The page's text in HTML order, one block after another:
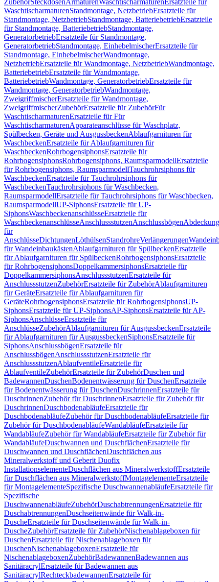
ZubehörSteckdosenArmaturenWaschtischarmaturen Ersatzteile für
WaschtischarmaturenStandmontage, NetzbetriebErsatzteile für
Standmontage, NetzbetriebStandmontage, BatteriebetriebErsatzteile
für Standmontage, BatteriebetriebStandmontage,
GeneratorbetriebErsatzteile für Standmontage,
GeneratorbetriebStandmontage, EinhebelmischerErsatzteile für
Standmontage, EinhebelmischerWandmontage,
NetzbetriebErsatzteile für Wandmontage, NetzbetriebWandmontage,
BatteriebetriebErsatzteile für Wandmontage,
BatteriebetriebWandmontage, GeneratorbetriebErsatzteile für
Wandmontage, GeneratorbetriebWandmontage,
ZweigriffmischerErsatzteile für Wandmontage,
ZweigriffmischerZubehörErsatzteile für ZubehörFür
WaschtischarmaturenErsatzteile für Für
WaschtischarmaturenApparateanschlüsse für Waschplatz,
Spülbecken, Geräte und AusgussbeckenAblaufgarnituren für
WaschbeckenErsatzteile für Ablaufgarnituren für
WaschbeckenRohrbogensiphonsErsatzteile für
RohrbogensiphonsRohrbogensiphons, RaumsparmodellErsatzteile
für Rohrbogensiphons, RaumsparmodellTauchrohrsiphons für
WaschbeckenErsatzteile für Tauchrohrsiphons für
WaschbeckenTauchrohrsiphons für Waschbecken,
RaumsparmodellErsatzteile für Tauchrohrsiphons für Waschbecken,
RaumsparmodellUP-SiphonsErsatzteile für UP-
SiphonsWaschbeckenanschlüsseErsatzteile für
WaschbeckenanschlüsseAnschlussstutzenAnschlussbögen
für
AnschlüsseDichtungenLöthülsenStandrohreVerlängerungen
für WandeinbaukästenAblaufgarnituren für SpülbeckenErsatzteile
für Ablaufgarnituren für SpülbeckenRohrbogensiphonsErsatzteile
für RohrbogensiphonsDoppelkammersiphonsErsatzteile für
DoppelkammersiphonsAnschlussstutzenErsatzteile für
AnschlussstutzenZubehörErsatzteile für ZubehörAblaufgarnituren
für GeräteErsatzteile für Ablaufgarnituren für
GeräteRohrbogensiphonsErsatzteile für RohrbogensiphonsUP-
SiphonsErsatzteile für UP-SiphonsAP-SiphonsErsatzteile für AP-
SiphonsAnschlüsseErsatzteile für
AnschlüsseZubehörAblaufgarnituren für AusgussbeckenErsatzteile
für Ablaufgarnituren für AusgussbeckenSiphonsErsatzteile für
SiphonsAnschlussbögenErsatzteile für
AnschlussbögenAnschlussstutzenErsatzteile für
AnschlussstutzenAblaufventileErsatzteile für
AblaufventileZubehörErsatzteile für ZubehörDuschen und
BadewannenDuschenBodenentwässerung für DuschenErsatzteile
für Bodenentwässerung für DuschenDuschrinnenErsatzteile für
DuschrinnenZubehör für DuschrinnenErsatzteile für Zubehör für
DuschrinnenDuschbodenabläufeErsatzteile für
DuschbodenabläufeZubehör für DuschbodenabläufeErsatzteile für
Zubehör für DuschbodenabläufeWandabläufeErsatzteile für
WandabläufeZubehör für WandabläufeErsatzteile für Zubehör für
WandabläufeDuschwannen und DuschflächenErsatzteile für
Duschwannen und DuschflächenDuschflächen aus
Mineralwerkstoff und Geberit Duofix
InstallationselementeDuschflächen aus MineralwerkstoffErsatzteile
für Duschflächen aus MineralwerkstoffMontagelementeErsatzteile
für MontagelementeSpezifische DuschwannenabläufeErsatzteile für
Spezifische
DuschwannenabläufeZubehörDuschabtrennungenErsatzteile für
DuschabtrennungenDuschseitenwände für Walk-in-
DuscheErsatzteile für Duschseitenwände für Walk-in-
DuscheZubehörErsatzteile für ZubehörNischenablageboxen für
DuschenErsatzteile für Nischenablageboxen für
DuschenNischenablageboxenErsatzteile für
NischenablageboxenZubehörBadewannenBadewannen aus
SanitäracrylErsatzteile für Badewannen aus
SanitäracrylRechteckbadewannenErsatzteile für